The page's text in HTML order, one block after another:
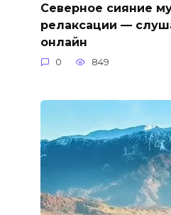
Северное сияние
релаксации —
онлайн
0 849